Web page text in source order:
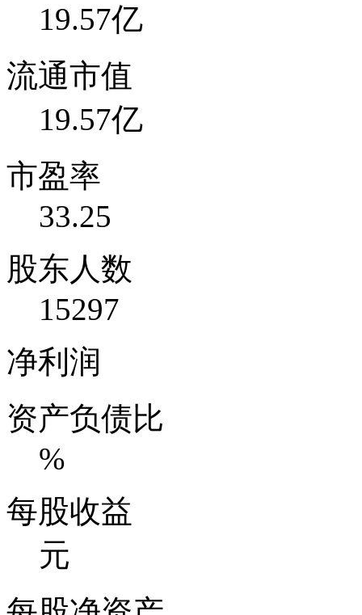
19.57亿
流通市值
19.57亿
市盈率
33.25
股东人数
15297
净利润
资产负债比
%
每股收益
元